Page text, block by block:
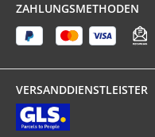
ZAHLUNGSMETHODEN
VERSANDDIENSTLEISTER